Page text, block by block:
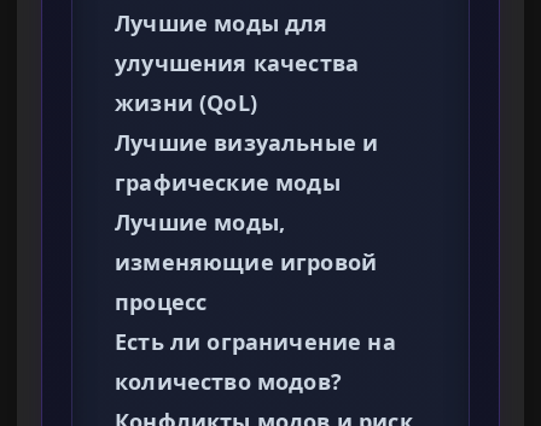
Лучшие моды для
улучшения качества
жизни (QoL)
Лучшие визуальные и
графические моды
Лучшие моды,
изменяющие игровой
процесс
Есть ли ограничение на
количество модов?